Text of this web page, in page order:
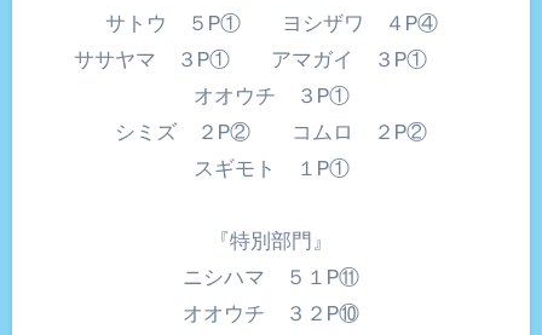
サトウ ５P① ヨシザワ ４P④
ササヤマ ３P① アマガイ ３P①
オオウチ ３P①
シミズ ２P② コムロ ２P②
スギモト １P①
『特別部門』
ニシハマ ５１P⑪
オオウチ ３２P⑩